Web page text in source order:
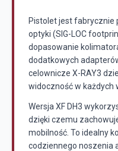
Pistolet jest fabrycznie
optyki (SIG-LOC
dopasowanie
dodatkowych
celownicze X-RAY3
widoczność w każdych
Wersja XF DH3
dzięki czemu
mobilność. To idealny
codziennego noszenia